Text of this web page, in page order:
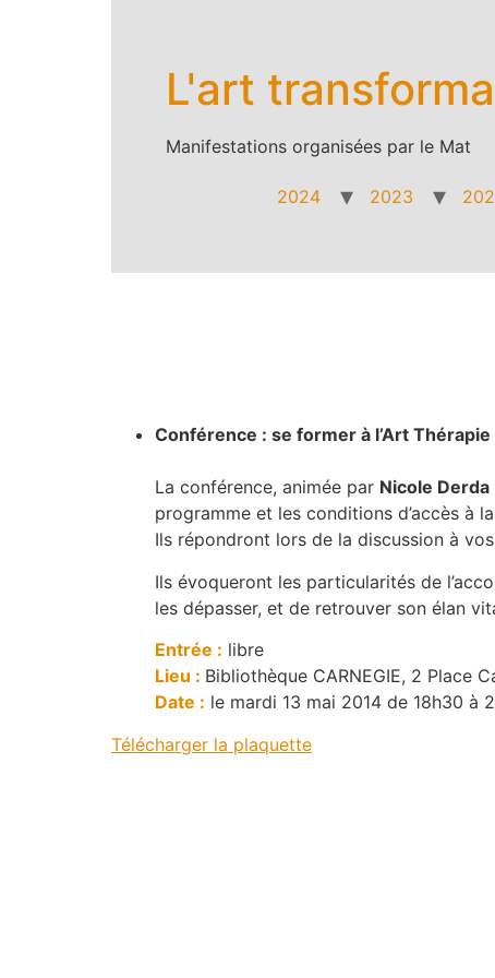
L'art
Manifestations organisées par le Mat
2024 2023
Conférence : se former à l’Art Thérapie
La conférence, animée par Nicole Derda
programme et les conditions d’accès à
Ils répondront lors de la discussion à
Ils évoqueront les particularités de
les dépasser, et de retrouver son élan
Entrée : libre
Lieu : Bibliothèque CARNEGIE, 2 Place
Date : le mardi 13 mai 2014 de 18h30 à
Télécharger la plaquette